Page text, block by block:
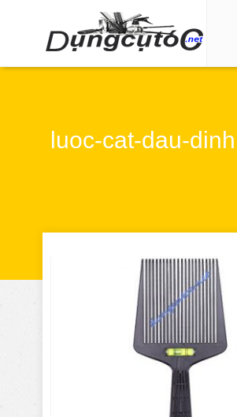
luoc-cat-dau-dinh